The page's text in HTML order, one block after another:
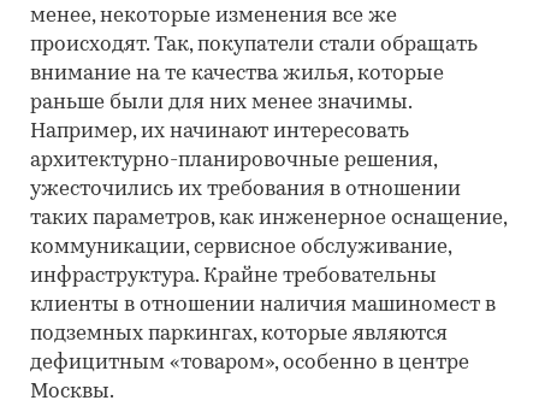
менее, некоторые изменения все же
происходят. Так, покупатели стали обращать
внимание на те качества жилья, которые
раньше были для них менее значимы.
Например, их начинают интересовать
архитектурно-планировочные решения,
ужесточились их требования в отношении
таких параметров, как инженерное оснащение,
коммуникации, сервисное обслуживание,
инфраструктура. Крайне требовательны
клиенты в отношении наличия машиномест в
подземных паркингах, которые являются
дефицитным «товаром», особенно в центре
Москвы.